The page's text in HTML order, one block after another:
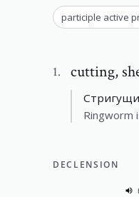
participle active
1. cutting,
Ringworm
DECLENSION